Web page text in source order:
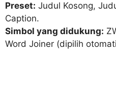
Preset: Judul Kosong,
Caption.
Simbol yang didukung:
Word Joiner (dipilih